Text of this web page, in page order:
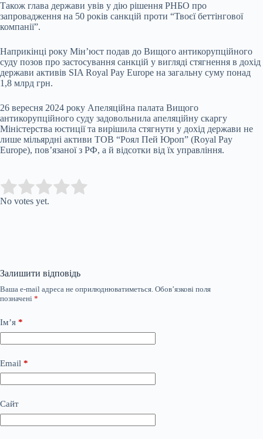
Також глава держави увів у дію рішення РНБО про
запровадження на 50 років санкцій проти “Твоєї беттінгової
компанії”.
Наприкінці року Мін’юст подав до Вищого антикорупційного
суду позов про застосування санкцій у вигляді стягнення в дохід
держави активів SIA Royal Pay Europe на загальну суму понад
1,8 млрд грн.
26 вересня 2024 року Апеляційна палата Вищого
антикорупційного суду задовольнила апеляційну скаргу
Міністерства юстиції та вирішила стягнути у дохід держави не
лише мільярдні активи ТОВ “Роял Пей Юроп” (Royal Pay
Europe), пов’язаної з РФ, а й відсотки від їх управління.
Rate this item:
No votes yet.
Залишити відповідь
Ваша e-mail адреса не оприлюднюватиметься. Обов’язкові поля
позначені *
Ім’я *
Email *
Сайт